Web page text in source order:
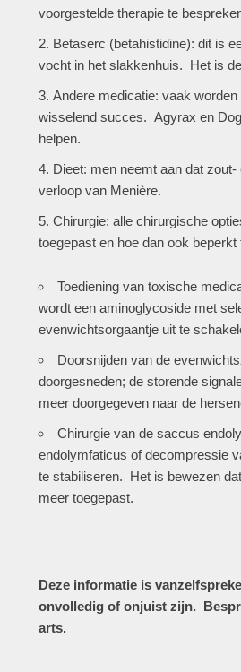
voorgestelde therapie te
Betaserc (betahistidine): dit is
vocht in het slakkenhuis. Het is
Andere medicatie: vaak
wisselend succes. Agyrax en
helpen.
Dieet: men neemt aan dat
verloop van Menière.
Chirurgie: alle chirurgische
toegepast en hoe dan ook
Toediening van toxische
wordt een aminoglycoside met
evenwichtsorgaantje uit te
Doorsnijden van de
doorgesneden; de storende
meer doorgegeven naar de
Chirurgie van de saccus
endolymfaticus of decompressie
te stabiliseren. Het is bewezen
meer toegepast.
Deze informatie is
onvolledig of onjuist zijn.
arts.